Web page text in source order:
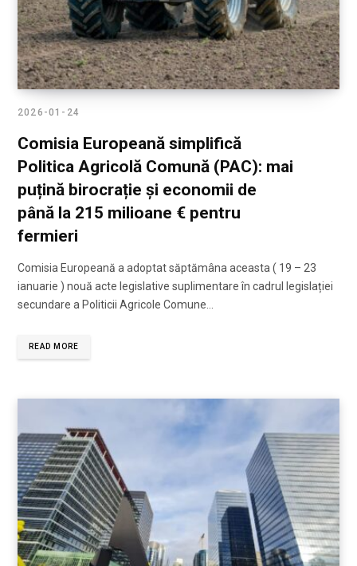
2026-01-24
Comisia Europeană simplifică
Politica Agricolă Comună (PAC): mai
puțină birocrație și economii de
până la 215 milioane € pentru
fermieri
Comisia Europeană a adoptat săptămâna aceasta ( 19 – 23
ianuarie ) nouă acte legislative suplimentare în cadrul legislației
secundare a Politicii Agricole Comune…
READ MORE